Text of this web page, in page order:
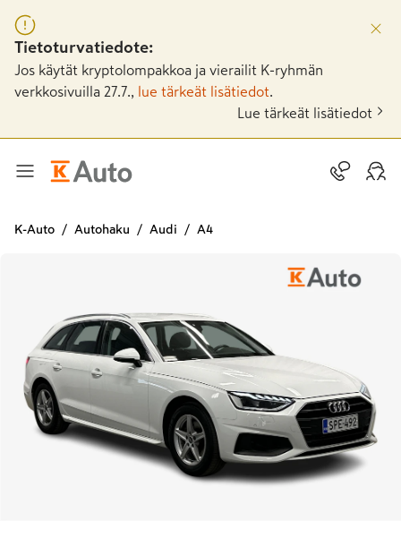
Tietoturvatiedote:
Jos käytät kryptolompakkoa ja vierailit K-ryhmän
verkkosivuilla 27.7.,
lue tärkeät lisätiedot
Lue tärkeät lisätiedot
K-Auto Autohaku Audi A4